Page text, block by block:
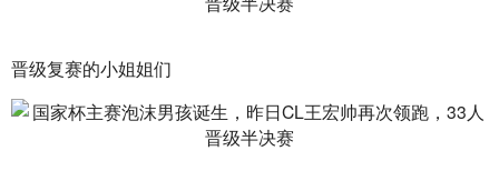
晋级复赛的小姐姐们